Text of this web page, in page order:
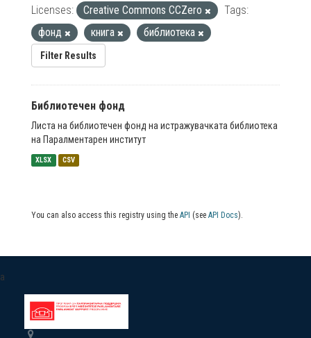
Licenses: Creative Commons CCZero
Tags:
фонд
книга библиотека
Filter Results
Библиотечен фонд
Листа на библиотечен фонд на истражувачката библиотека
на Паралментарен институт
XLSX CSV
You can also access this registry using the API (see API Docs).
a